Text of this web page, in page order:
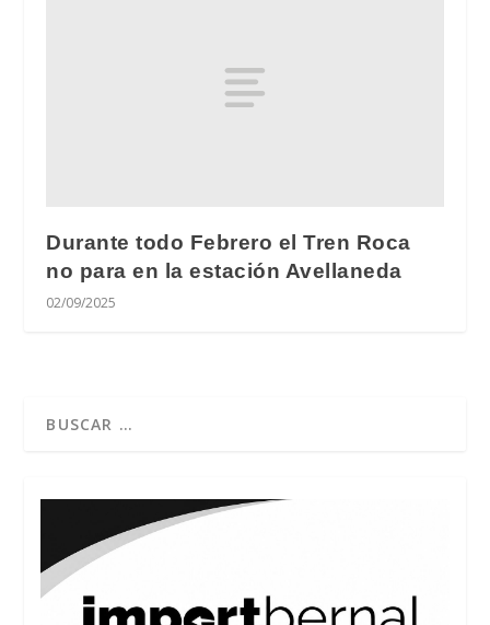
Durante todo Febrero el Tren Roca
no para en la estación Avellaneda
02/09/2025